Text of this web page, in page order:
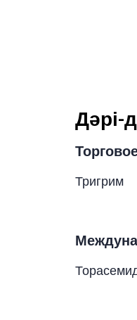
Дәрі-
Тригрим